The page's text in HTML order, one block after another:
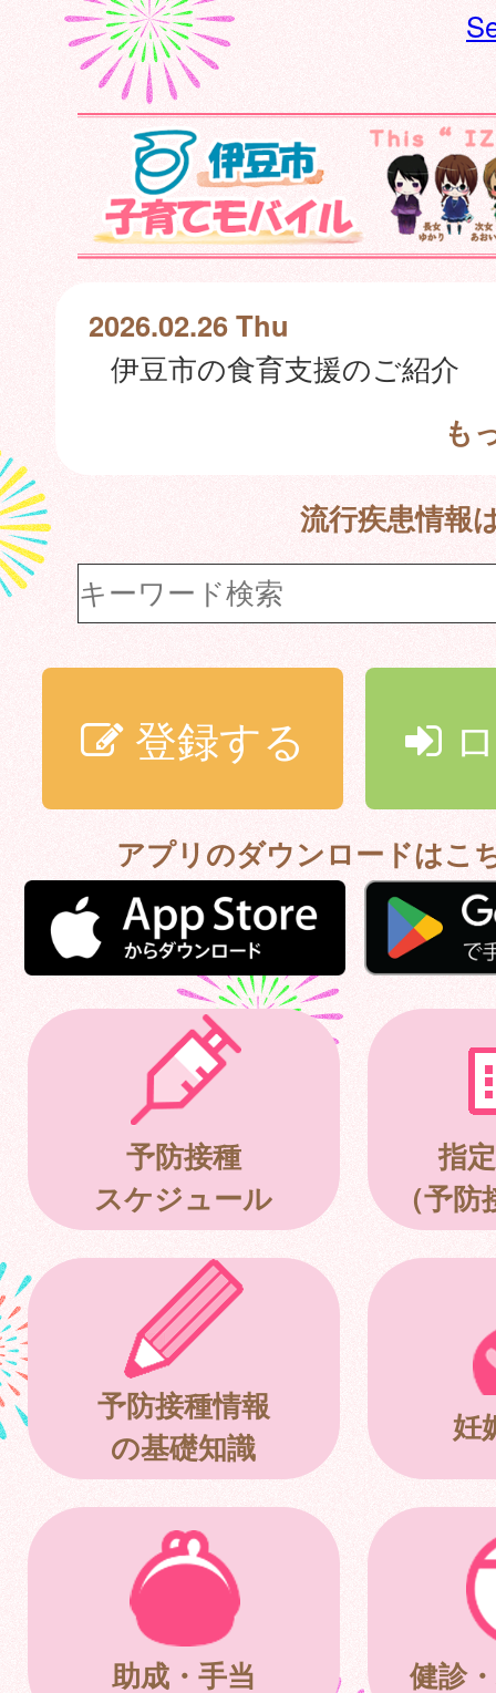
2026.02.26 Thu
伊豆市の食育支援のご紹介
も
流行疾患情報
登録する
アプリのダウンロードはこ
予防接種
スケジュール
指
（予
予防接種情報
の基礎知識
妊
助成・手当 健診